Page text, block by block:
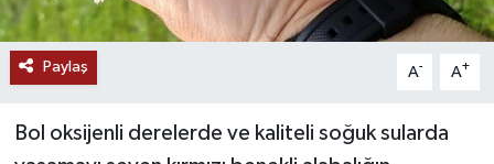
Paylaş A- A+
Bol oksijenli derelerde ve kaliteli soğuk sularda
SOSYAL YARDIMLAR
SPONSORLU YAZI
SPOR